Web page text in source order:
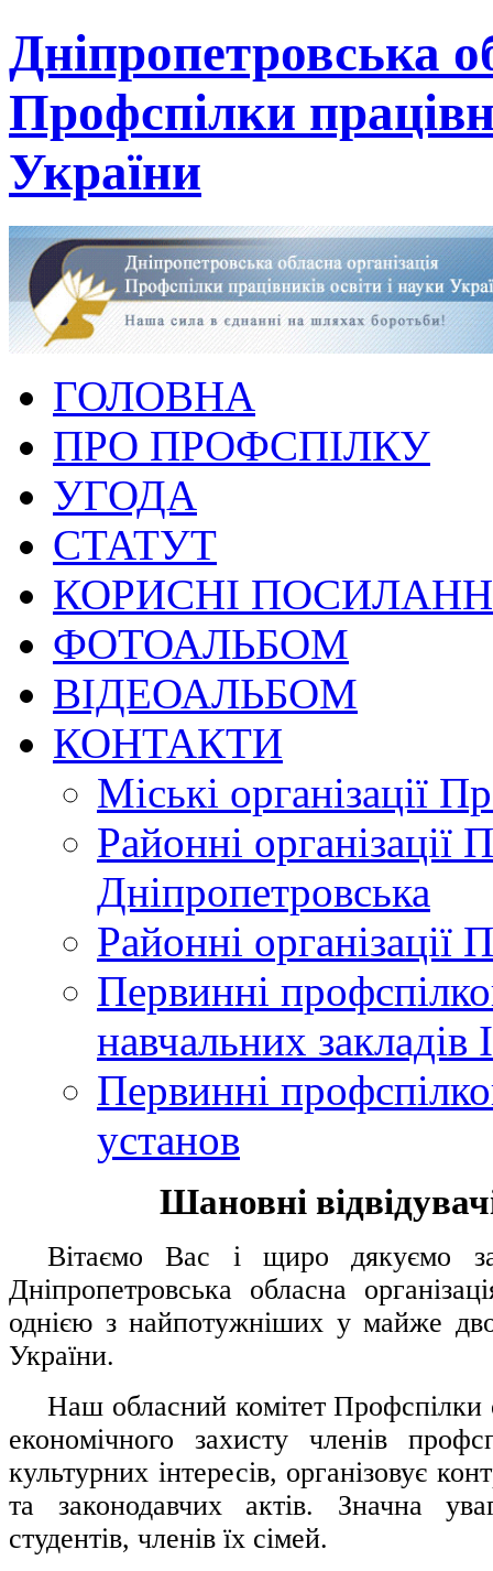
Дніпропетровська
Профспілки
України
ГОЛОВНА
ПРО ПРОФСПІЛКУ
УГОДА
СТАТУТ
КОРИСНІ
ФОТОАЛЬБОМ
ВІДЕОАЛЬБОМ
КОНТАКТИ
Міські організації
Районні організації
Дніпропетровська
Районні організації
Первинні
навчальних закладів
Первинні
установ
Шановні
Вітаємо Вас і щиро дякуємо за
Дніпропетровська обласна
однією з найпотужніших у майже
України.
Наш обласний комітет Профспілки
економічного захисту членів
культурних інтересів, організовує
та законодавчих актів. Значна
студентів, членів їх сімей.